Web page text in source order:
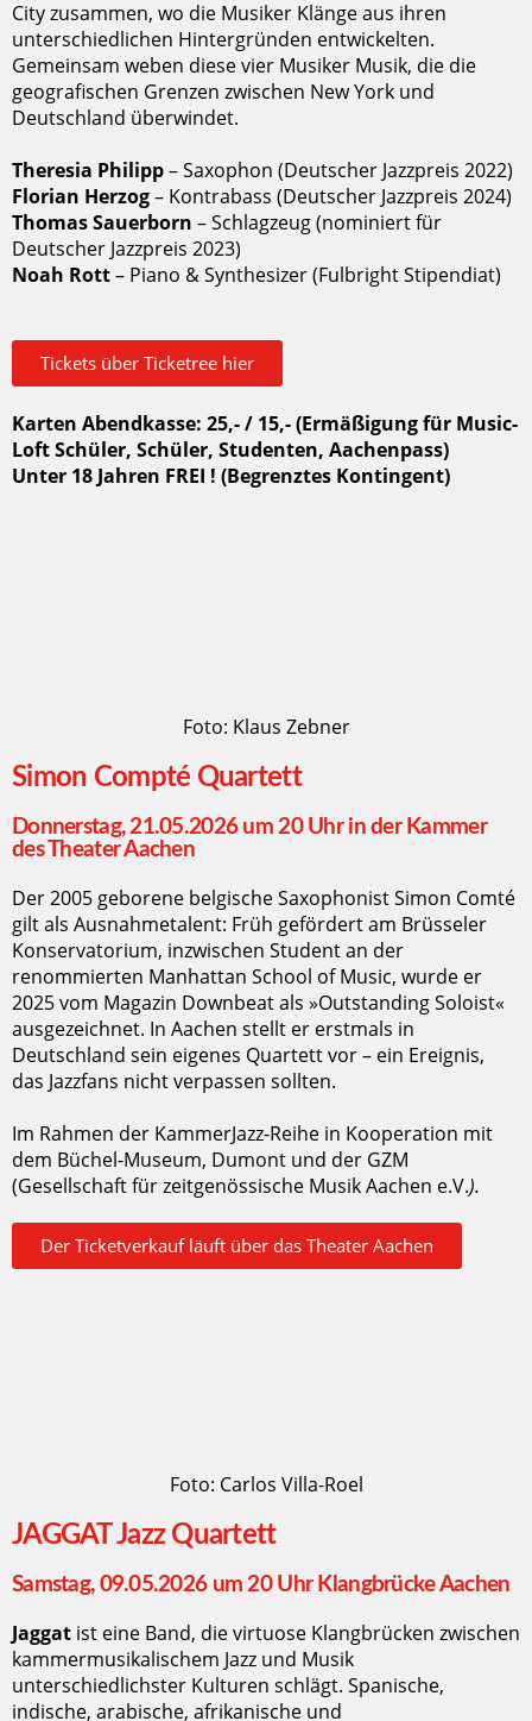
City zusammen, wo die Musiker Klänge aus ihren
unterschiedlichen Hintergründen entwickelten.
Gemeinsam weben diese vier Musiker Musik, die die
geografischen Grenzen zwischen New York und
Deutschland überwindet.
Theresia Philipp– Saxophon (Deutscher Jazzpreis 2022)
Florian Herzog– Kontrabass (Deutscher Jazzpreis 2024)
Thomas Sauerborn – Schlagzeug (nominiert für
Deutscher Jazzpreis 2023)
Noah Rott– Piano & Synthesizer (Fulbright Stipendiat)
Tickets über Ticketree hier
Karten Abendkasse: 25,- / 15,- (Ermäßigung für Music-
Loft Schüler, Schüler, Studenten, Aachenpass)
Unter 18 Jahren FREI ! (Begrenztes Kontingent)
Foto: Klaus Zebner
Simon Compté Quartett
Donnerstag, 21.05.2026 um 20 Uhr in der Kammer
des Theater Aachen
Der 2005 geborene belgische Saxophonist Simon Comté
gilt als Ausnahmetalent: Früh gefördert am Brüsseler
Konservatorium, inzwischen Student an der
renommierten Manhattan School of Music, wurde er
2025 vom Magazin Downbeat als »Outstanding Soloist«
ausgezeichnet. In Aachen stellt er erstmals in
Deutschland sein eigenes Quartett vor – ein Ereignis,
das Jazzfans nicht verpassen sollten.
Im Rahmen der KammerJazz-Reihe in Kooperation mit
dem Büchel-Museum, Dumont und der GZM
(Gesellschaft für zeitgenössische Musik Aachen e.V.).
Der Ticketverkauf läuft über das Theater Aachen
Foto: Carlos Villa-Roel
JAGGAT Jazz Quartett
Samstag, 09.05.2026 um 20 Uhr Klangbrücke Aachen
Jaggat ist eine Band, die virtuose Klangbrücken zwischen
kammermusikalischem Jazz und Musik
unterschiedlichster Kulturen schlägt. Spanische,
indische, arabische, afrikanische und